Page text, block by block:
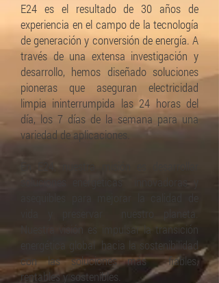
E24 es el resultado de 30 años de
experiencia en el campo de la tecnología
de generación y conversión de energía. A
través de una extensa investigación y
desarrollo, hemos diseñado soluciones
pioneras que aseguran electricidad
limpia ininterrumpida las 24 horas del
día, los 7 días de la semana para una
variedad de aplicaciones.
soluciones energéticas innovadoras y
vida y preservar nuestro planeta.
Nuestra visión es impulsar la transición
energética global hacia la sostenibilidad
con las soluciones más fiables,
rentables y sostenibles.